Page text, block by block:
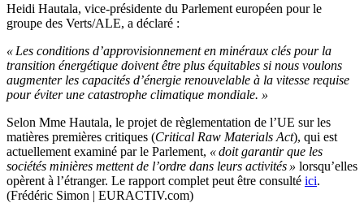
Heidi Hautala, vice-présidente du Parlement européen pour le
groupe des Verts/ALE, a déclaré :
« Les conditions d’approvisionnement en minéraux clés pour la
transition énergétique doivent être plus équitables si nous voulons
augmenter les capacités d’énergie renouvelable à la vitesse requise
pour éviter une catastrophe climatique mondiale. »
Selon Mme Hautala, le projet de règlementation de l’UE sur les
matières premières critiques (Critical Raw Materials Act), qui est
actuellement examiné par le Parlement, « doit garantir que les
sociétés minières mettent de l’ordre dans leurs activités » lorsqu’elles
opèrent à l’étranger. Le rapport complet peut être consulté ici.
(Frédéric Simon | EURACTIV.com)